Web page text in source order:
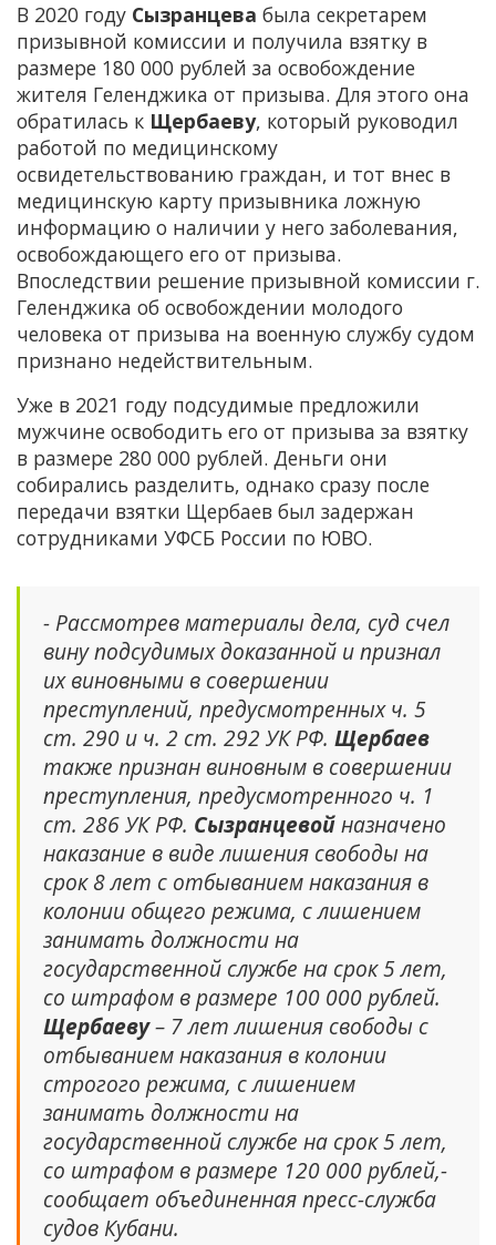
В 2020 году Сызранцева была секретарем
призывной комиссии и получила взятку в
размере 180 000 рублей за освобождение
жителя Геленджика от призыва. Для этого она
обратилась к Щербаеву, который руководил
работой по медицинскому
освидетельствованию граждан, и тот внес в
медицинскую карту призывника ложную
информацию о наличии у него заболевания,
освобождающего его от призыва.
Впоследствии решение призывной комиссии г.
Геленджика об освобождении молодого
человека от призыва на военную службу судом
признано недействительным.
Уже в 2021 году подсудимые предложили
мужчине освободить его от призыва за взятку
в размере 280 000 рублей. Деньги они
собирались разделить, однако сразу после
передачи взятки Щербаев был задержан
сотрудниками УФСБ России по ЮВО.
- Рассмотрев материалы дела, суд счел
вину подсудимых доказанной и признал
их виновными в совершении
преступлений, предусмотренных ч. 5
ст. 290 и ч. 2 ст. 292 УК РФ. Щербаев
также признан виновным в совершении
преступления, предусмотренного ч. 1
ст. 286 УК РФ. Сызранцевойназначено
наказание в виде лишения свободы на
срок 8 лет с отбыванием наказания в
колонии общего режима, с лишением
занимать должности на
государственной службе на срок 5 лет,
со штрафом в размере 100 000 рублей.
Щербаеву– 7 лет лишения свободы с
отбыванием наказания в колонии
строгого режима, с лишением
занимать должности на
государственной службе на срок 5 лет,
со штрафом в размере 120 000 рублей,-
сообщает объединенная пресс-служба
судов Кубани.